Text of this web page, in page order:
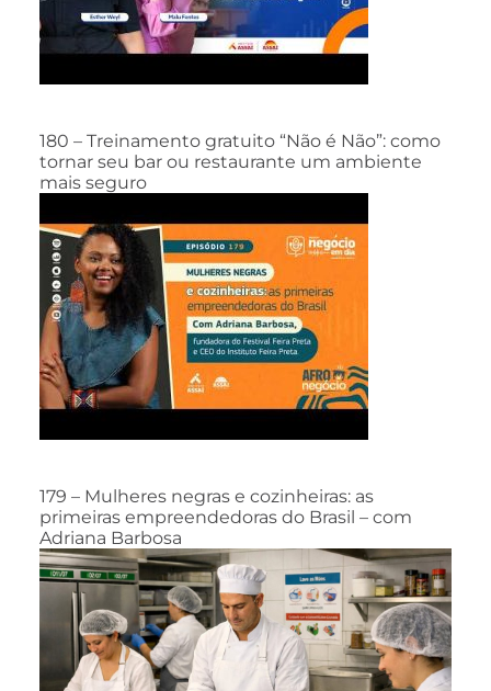
180 – Treinamento gratuito “Não é Não”: como
tornar seu bar ou restaurante um ambiente
mais seguro
179 – Mulheres negras e cozinheiras: as
primeiras empreendedoras do Brasil – com
Adriana Barbosa